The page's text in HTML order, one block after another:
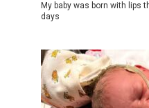
My baby was born with lips
days